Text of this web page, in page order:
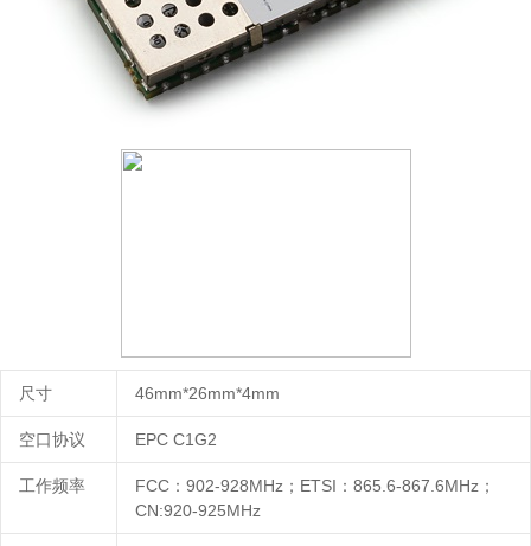
尺寸 46mm*26mm*4mm
空口协议 EPC C1G2
工作频率 FCC ： 902-928MHz ； ETSI ： 865.6-867.6MHz ；
CN:920-925MHz